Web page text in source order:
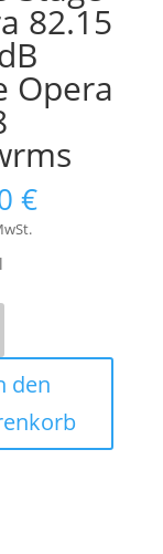
82.15
Opera
€
den